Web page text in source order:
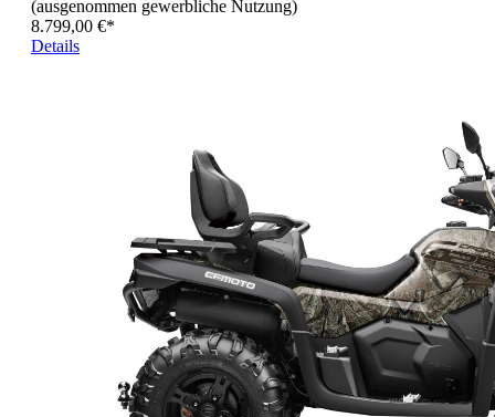
(ausgenommen gewerbliche Nutzung)
8.799,00 €*
Details